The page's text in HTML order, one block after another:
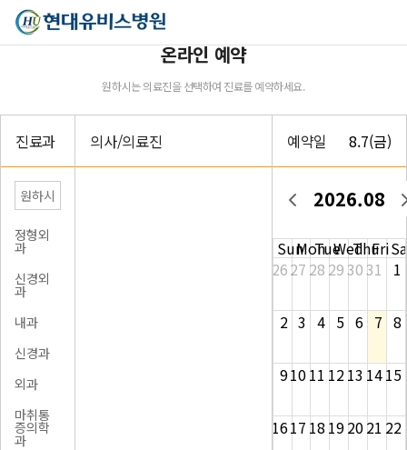
온라인 예약
원하시는 의료진을 선택하여 진료를 예약하세요.
진료과
정형외
과
신경외
과
내과
신경과
외과
마취통
증의학
과
의사/의료진 예약일 8.7(금)
2026.08
SunMonTueWedThuFri
2627 28 293031 1
2 3 4 5 6 7 8
91011 1213 1415
1617 18 192021 22
유비스AI
실시간 안내중